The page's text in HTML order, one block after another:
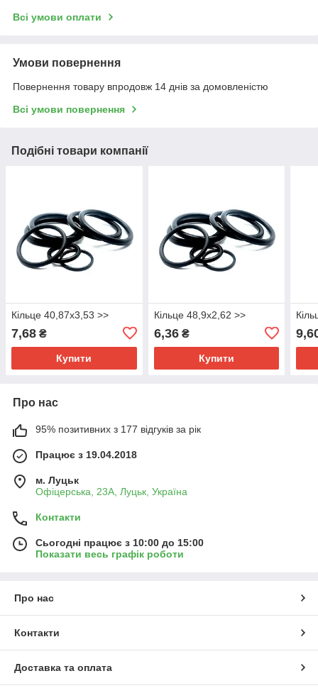
Всі умови оплати
Умови повернення
Повернення товару впродовж 14 днів за домовленістю
Всі умови повернення
Подібні товари компанії
Кільце 40,87х3,53 >>
7,68 ₴
Купити
Кільце 48,9х2,62 >>
6,36₴
Купити
Про нас
95% позитивних з 177 відгуків за рік
Працює з 19.04.2018
м. Луцьк
Офіцерська, 23А, Луцьк, Україна
Контакти
Сьогодні працює з 10:00 до 15:00
Показати весь графік роботи
Про нас
Контакти
Доставка та оплата